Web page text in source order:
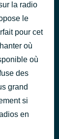
la radio
le
pour cet
où
où
des
grand
si
en